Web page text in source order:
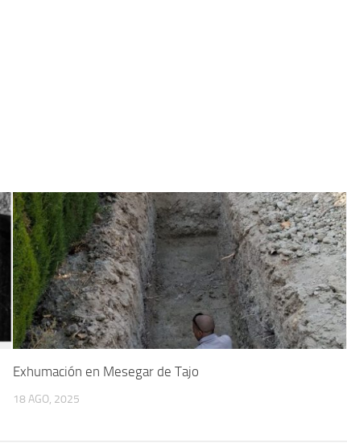
Exhumación en Mesegar de Tajo
18 AGO, 2025